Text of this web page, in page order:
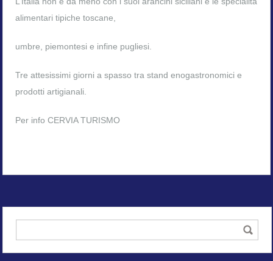
alimentari tipiche toscane,
umbre, piemontesi e infine pugliesi.
Tre attesissimi giorni a spasso tra stand enogastronomici e
prodotti artigianali.
Per info CERVIA TURISMO